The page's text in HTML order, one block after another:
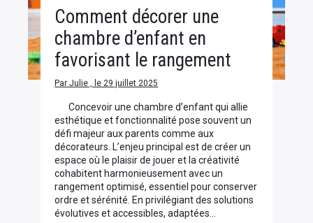
Comment décorer une
chambre d’enfant en
favorisant le rangement
Par Julie , le 29 juillet 2025
Concevoir une chambre d’enfant qui allie
esthétique et fonctionnalité pose souvent un
défi majeur aux parents comme aux
décorateurs. L’enjeu principal est de créer un
espace où le plaisir de jouer et la créativité
cohabitent harmonieusement avec un
rangement optimisé, essentiel pour conserver
ordre et sérénité. En privilégiant des solutions
évolutives et accessibles, adaptées…